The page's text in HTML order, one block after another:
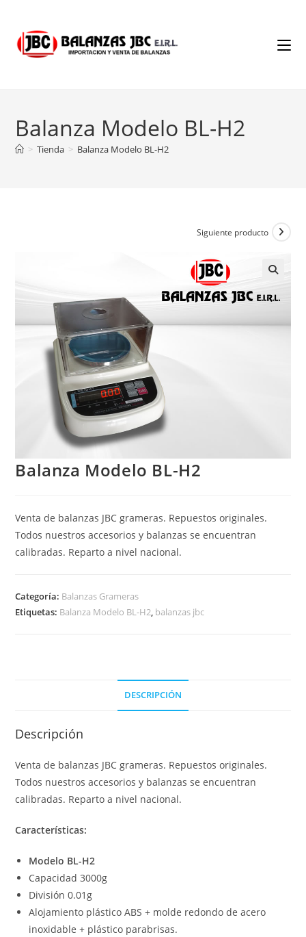
contenido
Balanza Modelo BL-H2
> Tienda > Balanza Modelo BL-H2
Siguiente producto
Balanza Modelo BL-H2
Venta de balanzas JBC grameras. Repuestos originales.
Todos nuestros accesorios y balanzas se encuentran
calibradas. Reparto a nivel nacional.
Categoría: Balanzas Grameras
Etiquetas: Balanza Modelo BL-H2, balanzas jbc
DESCRIPCIÓN
Descripción
Venta de balanzas JBC grameras. Repuestos originales.
Todos nuestros accesorios y balanzas se encuentran
calibradas. Reparto a nivel nacional.
Características:
Modelo BL-H2
Capacidad 3000g
División 0.01g
Alojamiento plástico ABS + molde redondo de acero
inoxidable + plástico parabrisas.